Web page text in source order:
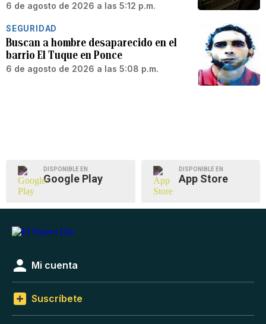
6 de agosto de 2026 a las 5:12 p.m.
SEGURIDAD
Buscan a hombre desaparecido en el
barrio El Tuque en Ponce
6 de agosto de 2026 a las 5:08 p.m.
DISPONIBLE EN
Google Play
DISPONIBLE EN
App Store
Mi cuenta
Suscríbete